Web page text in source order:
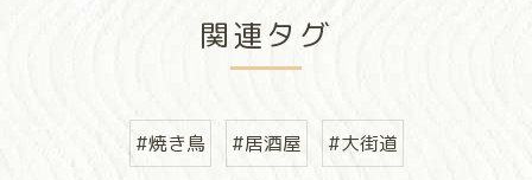
関連タグ
#焼き鳥 #居酒屋 #大街道